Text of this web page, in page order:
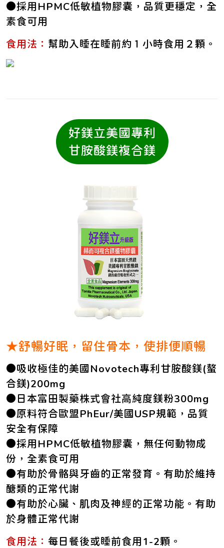
●採用HPMC低敏植物膠囊，品質更穩定，全
素食可用
食用法： 幫助入睡在睡前約１小時食用２顆。
好鎂立美國專利
甘胺酸鎂複合鎂
★舒暢好眠，留住骨本，使排便順暢
●吸收極佳的美國Novotech專利甘胺酸鎂(螯
合鎂)200mg
●日本富田製藥株式會社高純度鎂粉300mg
●原料符合歐盟PhEur/美國USP規範，品質
安全有保障
●採用HPMC低敏植物膠囊，無任何動物成
份，全素食可用
●有助於骨骼與牙齒的正常發育。有助於維持
醣類的正常代謝
●有助於心臟、肌肉及神經的正常功能。有助
於身體正常代謝
食用法： 每日餐後或睡前食用1-2顆。